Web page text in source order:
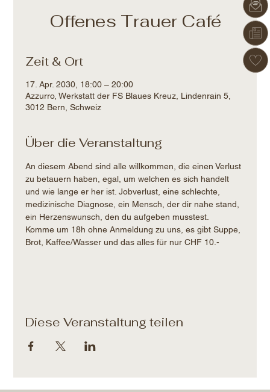
Offenes Trauer Café
Zeit & Ort
17. Apr. 2030, 18:00 – 20:00
Azzurro, Werkstatt der FS Blaues Kreuz, Lindenrain 5,
3012 Bern, Schweiz
Über die Veranstaltung
An diesem Abend sind alle willkommen, die einen Verlust
zu betauern haben, egal, um welchen es sich handelt
und wie lange er her ist. Jobverlust, eine schlechte,
medizinische Diagnose, ein Mensch, der dir nahe stand,
ein Herzenswunsch, den du aufgeben musstest.
Komme um 18h ohne Anmeldung zu uns, es gibt Suppe,
Brot, Kaffee/Wasser und das alles für nur CHF 10.-
Diese Veranstaltung teilen